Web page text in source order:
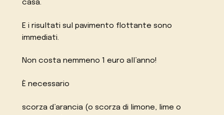
casa.
E i risultati sul pavimento flottante sono
immediati.
Non costa nemmeno 1 euro all’anno!
È necessario
scorza d’arancia (o scorza di limone, lime o